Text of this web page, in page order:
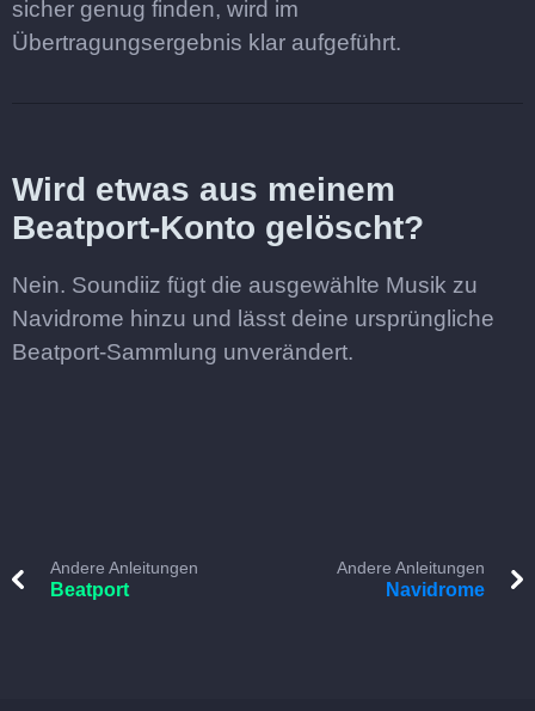
sicher genug finden, wird im
Übertragungsergebnis klar aufgeführt.
Wird etwas aus meinem
Beatport-Konto gelöscht?
Nein. Soundiiz fügt die ausgewählte Musik zu
Navidrome hinzu und lässt deine ursprüngliche
Beatport-Sammlung unverändert.
Andere Anleitungen
Beatport
Andere Anleitungen
Navidrome